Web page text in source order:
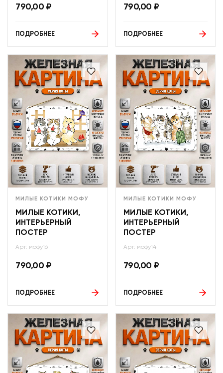
790,00 ₽
ПОДРОБНЕЕ
790,00 ₽
ПОДРОБНЕЕ
МИЛЫЕ КОТИКИ МОФУ
МИЛЫЕ КОТИКИ,
ИНТЕРЬЕРНЫЙ
ПОСТЕР
Арт: мофу16
790,00 ₽
ПОДРОБНЕЕ
МИЛЫЕ КОТИКИ МОФУ
МИЛЫЕ КОТИКИ,
ИНТЕРЬЕРНЫЙ
ПОСТЕР
Арт: мофу14
790,00 ₽
ПОДРОБНЕЕ